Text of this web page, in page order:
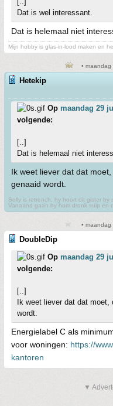
Dat is wel interessant.
Dat is helemaal niet
Mijn hobby is glas-in-lood maken en
• maandag
Hetekip
Op maandag 29
volgende:
[..]
Dat is helemaal niet
Ik weet liever dat dat
genaaid wordt.
Solly is retrench, hy hoort dit gister by
Vanaand gaan hy hom dronk suip en
• maandag
DoubleDip
Op maandag 29
volgende:
[..]
Ik weet liever dat dat
wordt.
Energielabel C als
voor woningen: https://
kantoren
▼